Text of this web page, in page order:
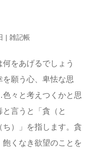
| 雑記帳
をあげるでしょう
願う心、卑怯な思
々と考えつくかと思
言うと「貪（と
）」を指します。貪
くなき欲望のことを